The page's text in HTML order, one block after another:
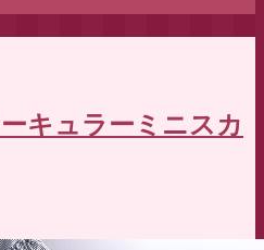
キュラーミニスカ